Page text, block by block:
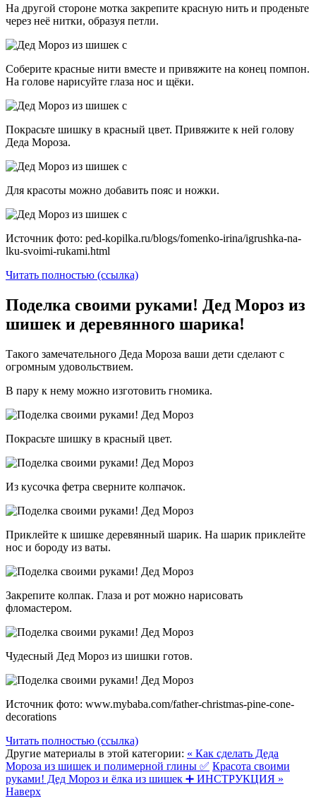
На другой стороне мотка закрепите красную нить и проденьте
через неё нитки, образуя петли.
Соберите красные нити вместе и привяжите на конец помпон.
На голове нарисуйте глаза нос и щёки.
Покрасьте шишку в красный цвет. Привяжите к ней голову
Деда Мороза.
Для красоты можно добавить пояс и ножки.
Источник фото: ped-kopilka.ru/blogs/fomenko-irina/igrushka-na-
lku-svoimi-rukami.html
Читать полностью (ссылка)
Поделка своими руками! Дед Мороз из
шишек и деревянного шарика!
Такого замечательного Деда Мороза ваши дети сделают с
огромным удовольствием.
В пару к нему можно изготовить гномика.
Покрасьте шишку в красный цвет.
Из кусочка фетра сверните колпачок.
Приклейте к шишке деревянный шарик. На шарик приклейте
нос и бороду из ваты.
Закрепите колпак. Глаза и рот можно нарисовать
фломастером.
Чудесный Дед Мороз из шишки готов.
Источник фото: www.mybaba.com/father-christmas-pine-cone-
decorations
Читать полностью (ссылка)
Другие материалы в этой категории: « Как сделать Деда
Мороза из шишек и полимерной глины ✅ Красота своими
руками! Дед Мороз и ёлка из шишек ➕ ИНСТРУКЦИЯ »
Наверх